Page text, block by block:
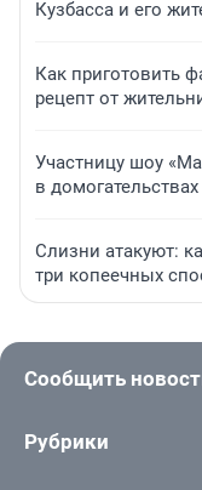
Кузбасса и его
Как приготовить
рецепт от
Участницу шоу
в
Слизни атакуют:
три копеечных
Сообщить
Рубрики